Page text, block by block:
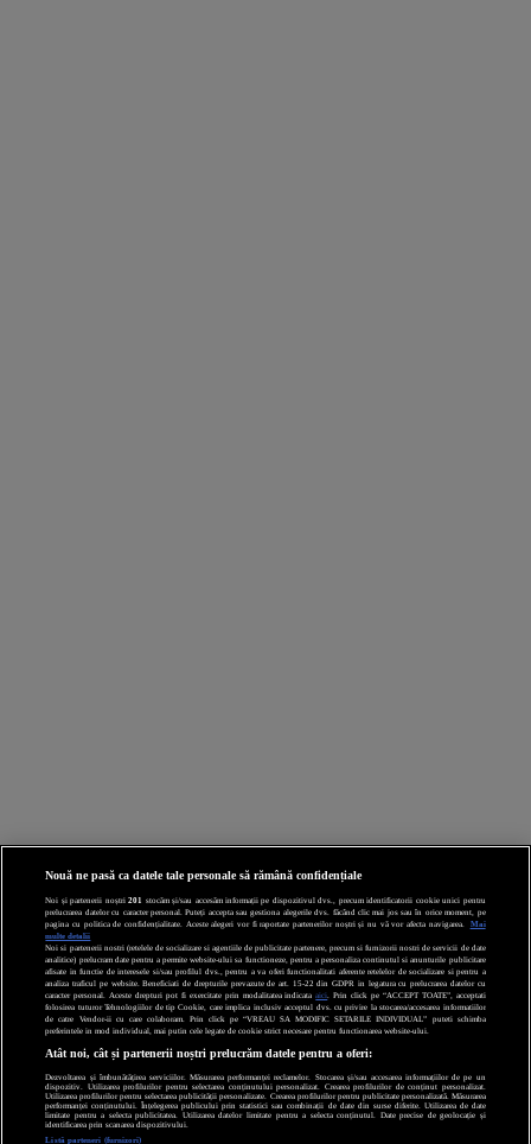
Nouă ne pasă ca datele tale personale să rămână confidențiale
Noi și partenerii noștri201 stocăm și/sau accesăm informații pe dispozitivul dvs., precum identificatorii cookie unici pentru
prelucrarea datelor cu caracter personal. Puteți accepta sau gestiona alegerile dvs. făcând clic mai jos sau în orice moment, pe
pagina cu politica de confidențialitate. Aceste alegeri vor fi raportate partenerilor noștri și nu vă vor afecta navigarea.
Mai
multe detalii
Noi si partenerii nostri (retelele de socializare si agentiile de publicitate partenere, precum si furnizorii nostri de servicii de date
analitice) prelucram date pentru a permite website-ului sa functioneze, pentru a personaliza continutul si anunturile publicitare
afisate in functie de interesele si/sau profilul dvs., pentru a va oferi functionalitati aferente retelelor de socializare si pentru a
analiza traficul pe website. Beneficiati de drepturile prevazute de art. 15-22 din GDPR in legatura cu prelucrarea datelor cu
caracter personal. Aceste drepturi pot fi exercitate prin modalitatea indicataaici. Prin click pe “ACCEPT TOATE”, acceptati
folosirea tuturor Tehnologiilor de tip Cookie, care implica inclusiv acceptul dvs. cu privire la stocarea/accesarea informatiilor
de catre Vendor-ii cu care colaboram. Prin click pe “VREAU SA MODIFIC SETARILE INDIVIDUAL” puteti schimba
preferintele in mod individual, mai putin cele legate de cookie strict necesare pentru functionarea website-ului.
Atât noi, cât și partenerii noștri prelucrăm datele pentru a oferi:
Dezvoltarea și îmbunătățirea serviciilor. Măsurarea performanței reclamelor. Stocarea și/sau accesarea informațiilor de pe un
dispozitiv. Utilizarea profilurilor pentru selectarea conținutului personalizat. Crearea profilurilor de conținut personalizat.
Utilizarea profilurilor pentru selectarea publicității personalizate. Crearea profilurilor pentru publicitate personalizată. Măsurarea
performanței conținutului. Înțelegerea publicului prin statistici sau combinații de date din surse diferite. Utilizarea de date
limitate pentru a selecta publicitatea. Utilizarea datelor limitate pentru a selecta conținutul. Date precise de geolocație și
identificarea prin scanarea dispozitivului.
Listă parteneri (furnizori)